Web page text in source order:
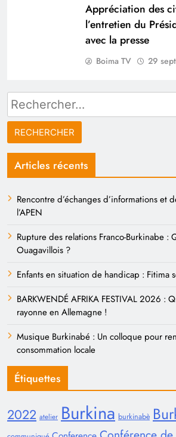
Appréciation des
l’entretien du
avec la presse
Boima TV 29
Rechercher :
Articles récents
Rencontre d’échanges d’informations et
l’APEN
Rupture des relations Franco-Burkinabe :
Ouagavillois ?
Enfants en situation de handicap : Fitima
BARKWENDÉ AFRIKA FESTIVAL 2026 :
rayonne en Allemagne !
Musique Burkinabé : Un colloque pour
consommation locale
Étiquettes
2022 atelier Burkina burkinabè